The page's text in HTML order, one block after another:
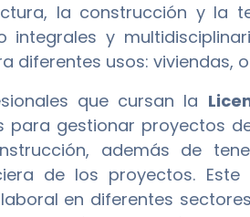
la construcción y la
integrales y
diferentes usos: viviendas,
que cursan la
para gestionar proyectos
además de
de los proyectos.
en diferentes